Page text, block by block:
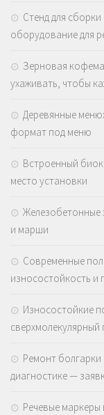
Стенд для
оборудование для
Зерновая
ухаживать, чтобы
Деревянные
формат под меню
Встроенный
место установки
Железобетонные
и марши
Современные
износостойкость и
Износостойкие
Ремонт болгарки
диагностике —
Речевые